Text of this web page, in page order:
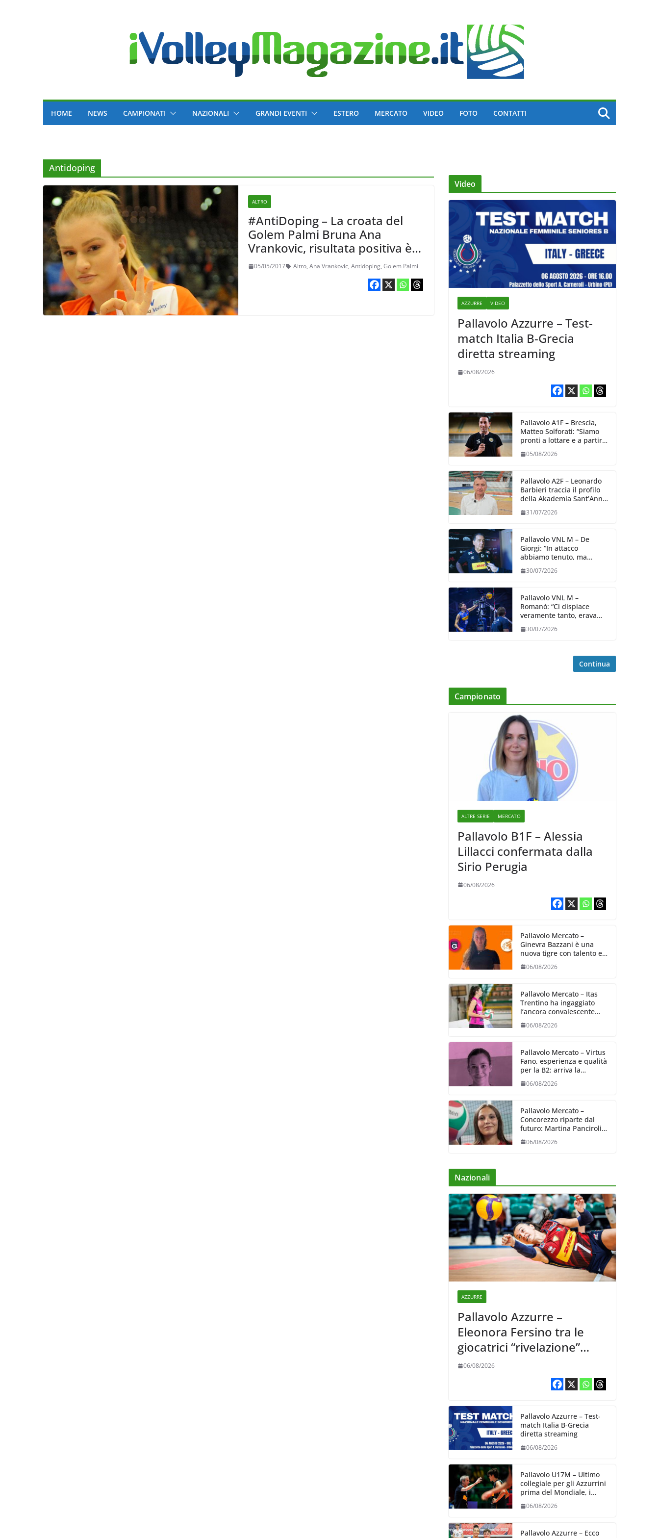
HOME NEWS CAMPIONATI NAZIONALI GRANDI EVENTI ESTERO MERCATO VIDEO FOTO CONTATTI
Antidoping
ALTRO
#AntiDoping – La croata del
Golem Palmi Bruna Ana
Vrankovic, risultata positiva è
stata sospesa
05/05/2017 Altro,Ana Vrankovic,Antidoping,Golem Palmi
Video
AZZURRE VIDEO
Pallavolo Azzurre – Test-
match Italia B-Grecia
diretta streaming
06/08/2026
Pallavolo A1F – Brescia,
Matteo Solforati: “Siamo
pronti a lottare e a partire
giorno”
05/08/2026
Pallavolo A2F – Leonardo
Barbieri traccia il profilo
della Akademia Sant’Anna
31/07/2026
Pallavolo VNL M – De
Giorgi: “In attacco
abbiamo tenuto, ma
dalla prestazione in
30/07/2026
Pallavolo VNL M –
Romanò: “Ci dispiace
veramente tanto, eravamo
impareremo”
30/07/2026
Continua
Campionato
ALTRE SERIE MERCATO
Pallavolo B1F – Alessia
Lillacci confermata dalla
Sirio Perugia
06/08/2026
Pallavolo Mercato –
Ginevra Bazzani è una
nuova tigre con talento ed
entusiasmo
06/08/2026
Pallavolo Mercato – Itas
Trentino ha ingaggiato
l’ancora convalescente
Alexandra Ravarini
06/08/2026
Pallavolo Mercato – Virtus
Fano, esperienza e qualità
per la B2: arriva la
schiacciatrice fermana
Alessia Castellucci
06/08/2026
Pallavolo Mercato –
Concorezzo riparte dal
futuro: Martina Panciroli è
il primo acquisto
06/08/2026
Nazionali
AZZURRE
Pallavolo Azzurre –
Eleonora Fersino tra le
giocatrici “rivelazione”
della VNL 2026 per
06/08/2026
Pallavolo Azzurre – Test-
match Italia B-Grecia
diretta streaming
06/08/2026
Pallavolo U17M – Ultimo
collegiale per gli Azzurrini
prima del Mondiale, i
06/08/2026
Pallavolo Azzurre – Ecco